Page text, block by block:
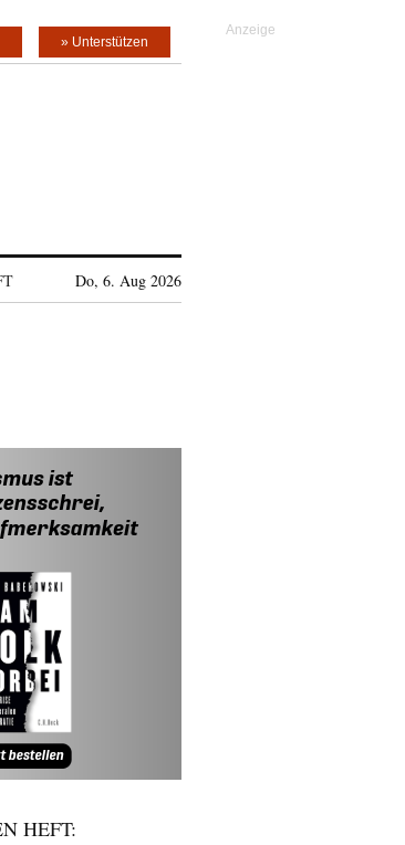
» Unterstützen
Do, 6. Aug 2026
HEFT: